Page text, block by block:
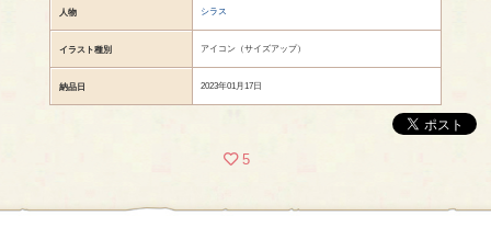
人物 シラス
イラスト種別 アイコン（サイズアップ）
納品日 2023年01月17日
5